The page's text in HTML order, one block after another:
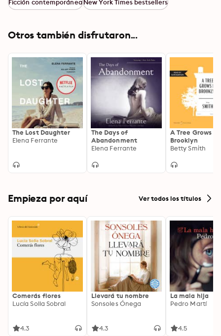
Ficción contemporáneaNew York Times bestsellers
Otros también disfrutaron...
The Lost Daughter
Elena Ferrante
The Days of
Abandonment
Elena Ferrante
A Tree Grows in
Brooklyn
Betty Smith
Empieza por aquí Ver todos los títulos
Comerás flores
Lucía Solla Sobral
4.3
Llevará tu nombre
Sonsoles Ónega
4.3
La mala hija
Pedro Martí
4.5